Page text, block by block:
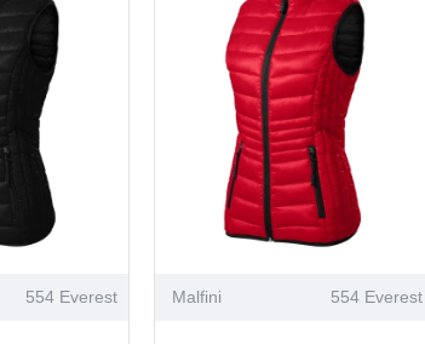
554 Everest Malfini 554 Everest